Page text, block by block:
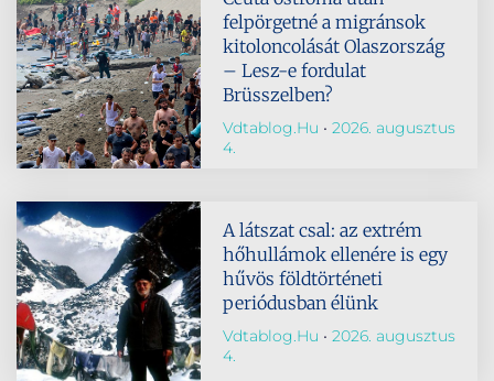
felpörgetné a migránsok
kitoloncolását Olaszország
– Lesz-e fordulat
Brüsszelben?
Vdtablog.hu
2026. augusztus
4.
A látszat csal: az extrém
hőhullámok ellenére is egy
hűvös földtörténeti
periódusban élünk
Vdtablog.hu
2026. augusztus
4.